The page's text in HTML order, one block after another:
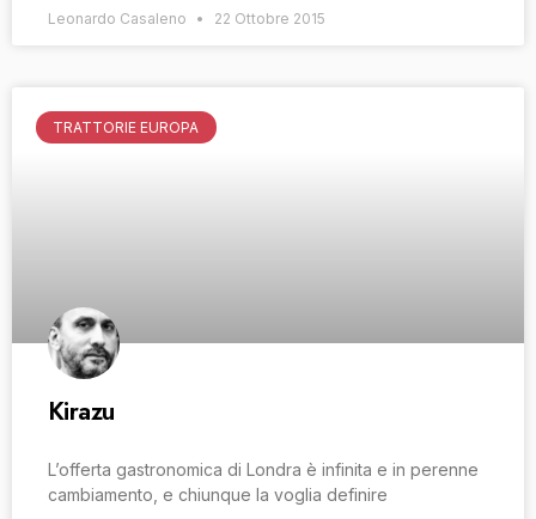
Leonardo Casaleno 22 Ottobre 2015
TRATTORIE EUROPA
Kirazu
L’offerta gastronomica di Londra è infinita e in perenne
cambiamento, e chiunque la voglia definire